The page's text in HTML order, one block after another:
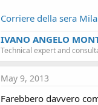
Corriere della sera
IVANO ANGELO
Technical expert and
May 9, 2013
Farebbero davvero